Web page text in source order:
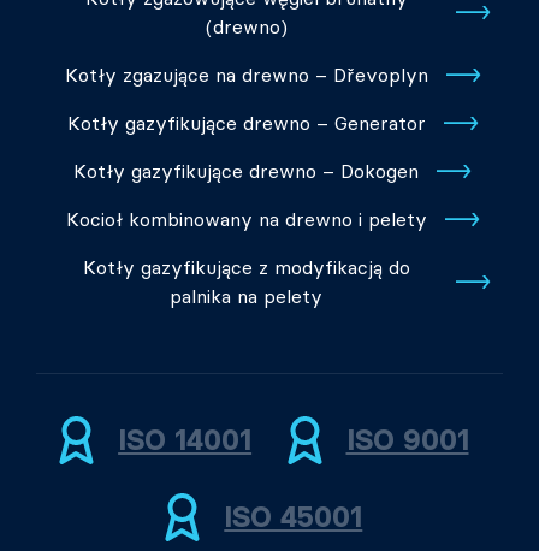
(drewno)
Kotły zgazujące na drewno – Dřevoplyn
Kotły gazyfikujące drewno – Generator
Kotły gazyfikujące drewno – Dokogen
Kocioł kombinowany na drewno i pelety
Kotły gazyfikujące z modyfikacją do
palnika na pelety
ISO 14001 ISO 9001
ISO 45001